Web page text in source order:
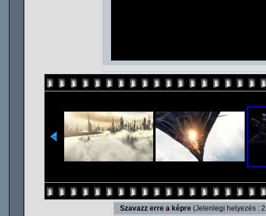
Szavazz erre a képre (Jelenlegi helyezés :